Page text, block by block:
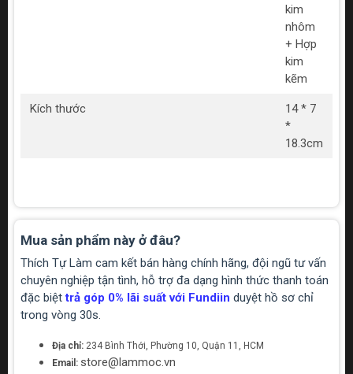
kim
nhôm
+ Hợp
kim
kẽm
Kích thước
14 * 7
*
18.3cm
Mua sản phẩm này ở đâu?
Thích Tự Làm cam kết bán hàng chính hãng, đội ngũ tư vấn
chuyên nghiệp tận tình, hỗ trợ đa dạng hình thức thanh toán
đặc biệttrả góp 0% lãi suất với Fundiin duyệt hồ sơ chỉ
trong vòng 30s.
Địa chỉ: 234 Bình Thới, Phường 10, Quận 11, HCM
Email: store@lammoc.vn